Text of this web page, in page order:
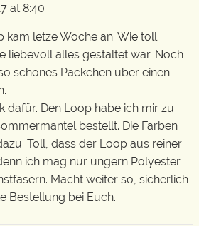
at 8:40
kam letze Woche an. Wie toll
liebevoll alles gestaltet war. Noch
schönes Päckchen über einen
dafür. Den Loop habe ich mir zu
bestellt. Die Farben
Toll, dass der Loop aus reiner
ich mag nur ungern Polyester
Macht weiter so, sicherlich
Bestellung bei Euch.